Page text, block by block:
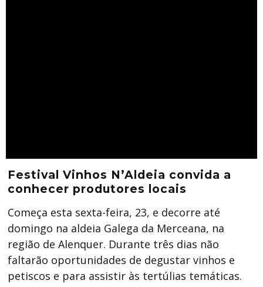
Festival Vinhos N’Aldeia convida a
conhecer produtores locais
Começa esta sexta-feira, 23, e decorre até
domingo na aldeia Galega da Merceana, na
região de Alenquer. Durante três dias não
faltarão oportunidades de degustar vinhos e
petiscos e para assistir às tertúlias temáticas.